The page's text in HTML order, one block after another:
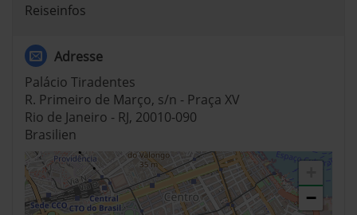
Reiseinfos
Adresse
Palácio Tiradentes
R. Primeiro de Março, s/n - Praça XV
Rio de Janeiro - RJ, 20010-090
Brasilien
−